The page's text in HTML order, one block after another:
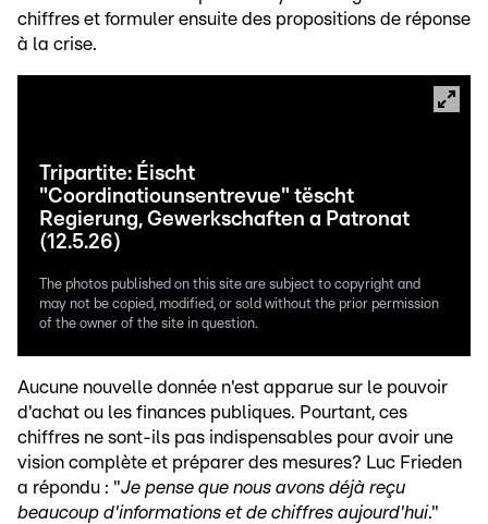
chiffres et formuler ensuite des propositions de réponse
à la crise.
Tripartite: Éischt
"Coordinatiounsentrevue" tëscht
Regierung, Gewerkschaften a Patronat
(12.5.26)
The photos published on this site are subject to copyright and
may not be copied, modified, or sold without the prior permission
of the owner of the site in question.
Aucune nouvelle donnée n'est apparue sur le pouvoir
d'achat ou les finances publiques. Pourtant, ces
chiffres ne sont-ils pas indispensables pour avoir une
vision complète et préparer des mesures? Luc Frieden
a répondu : "Je pense que nous avons déjà reçu
beaucoup d'informations et de chiffres aujourd'hui."